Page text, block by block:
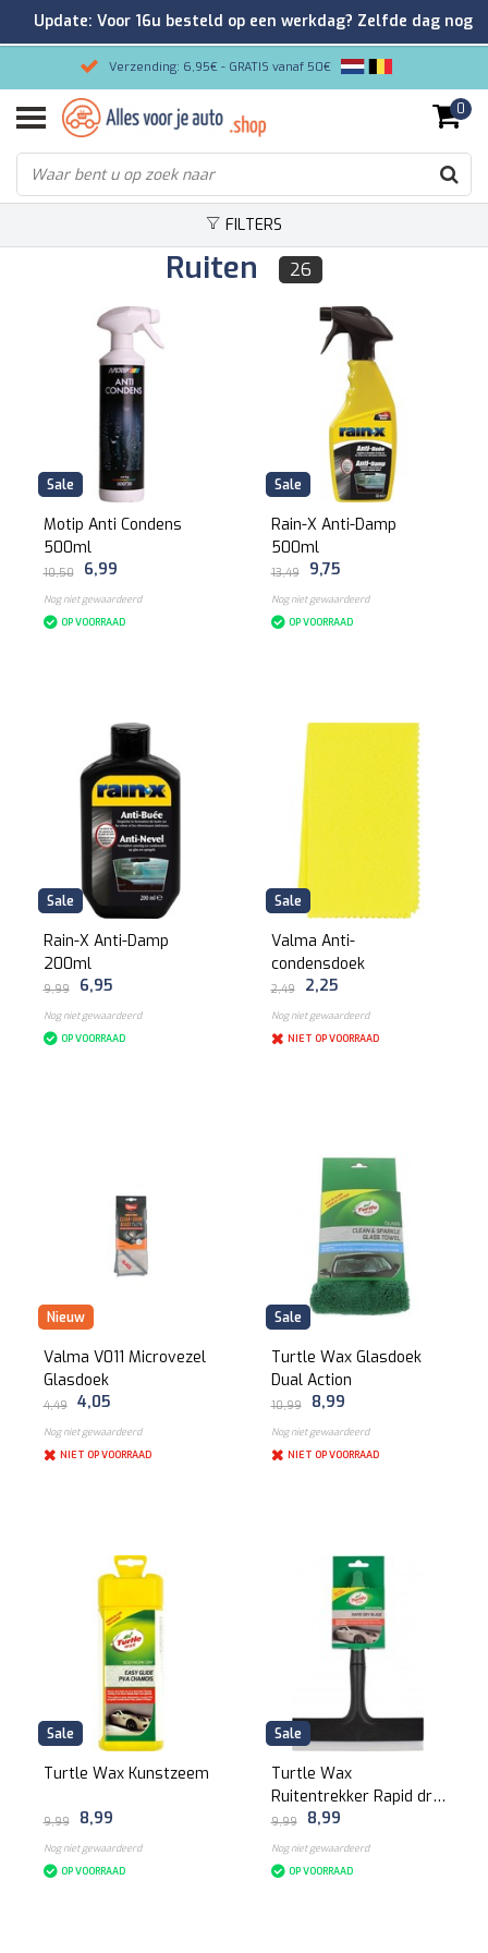
Verzending: 6,95€ - GRATIS vanaf 50€
Gemakkelijk bestellen/Veilig betalen
9.2/10 Klantenrating via Kiyoh!
0
FILTERS
Ruiten 26
Sale
Motip Anti Condens
500ml
10,50 6,99
Nog niet gewaardeerd
OP VOORRAAD
Sale
Rain-X Anti-Damp
500ml
13,49 9,75
Nog niet gewaardeerd
OP VOORRAAD
Sale
Rain-X Anti-Damp
200ml
9,99 6,95
Nog niet gewaardeerd
OP VOORRAAD
Sale
Valma Anti-
condensdoek
2,49 2,25
Nog niet gewaardeerd
NIET OP VOORRAAD
Nieuw
Valma V011 Microvezel
Glasdoek
4,49 4,05
Nog niet gewaardeerd
NIET OP VOORRAAD
Sale
Turtle Wax Glasdoek
Dual Action
10,99 8,99
Nog niet gewaardeerd
NIET OP VOORRAAD
Sale
Turtle Wax Kunstzeem
9,99 8,99
Nog niet gewaardeerd
OP VOORRAAD
Sale
Turtle Wax
Ruitentrekker Rapid dry
Auto
9,99 8,99
Nog niet gewaardeerd
OP VOORRAAD
Update: Voor 16u besteld op een werkdag? Zelfde dag nog
verzonden!